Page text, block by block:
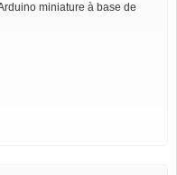
miniature à base de